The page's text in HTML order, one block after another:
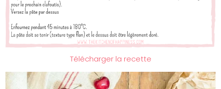
Télécharger la recette